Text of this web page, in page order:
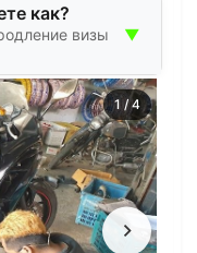
как?
визы
▼
1 /4